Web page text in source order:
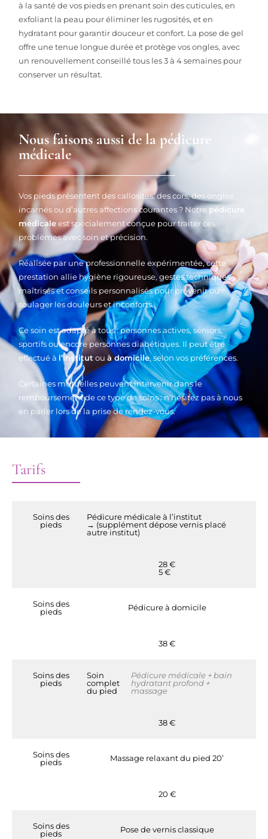
à la santé de vos pieds en prenant soin des cuticules, en
exfoliant la peau pour éliminer les rugosités, et en
hydratant pour garantir douceur et confort. La pose de gel
offre une tenue longue durée et protège vos ongles, avec
un renouvellement conseillé tous les 3 à 4 semaines pour
conserver un résultat.
Nous faisons aussi de la pédicure
médicale
Vos pieds présentent des callosités, des cors, des ongles
incarnés ou d’autres affections courantes ? Notre pédicure
médicaleest spécialement conçue pour traiter ces
problèmes avec soin et précision.
Réalisée par une professionnelle expérimentée, cette
prestation allie hygiène rigoureuse, gestes techniques
maîtrisés et conseils personnalisés pour prévenir ou
soulager les douleurs et inconforts.
Ce soin est adapté à tous : personnes actives, séniors,
sportifs ou encore personnes diabétiques. Il peut être
effectué à l’institut ouà domicile, selon vos préférences.
Certaines mutuelles peuvent intervenir dans le
remboursement de ce type de soins : n’hésitez pas à nous
en parler lors de la prise de rendez-vous.
Tarifs
Soins des
pieds
Pédicure médicale à l’institut
→ (supplément dépose vernis placé
autre institut)
28 €
5 €
Soins des
pieds
Pédicure à domicile
38 €
Soins des
pieds
Soin
complet
du pied
Pédicure médicale + bain
hydratant profond +
massage
38 €
Soins des
pieds
Massage relaxant du pied 20’
20 €
Soins des
pieds
Pose de vernis classique